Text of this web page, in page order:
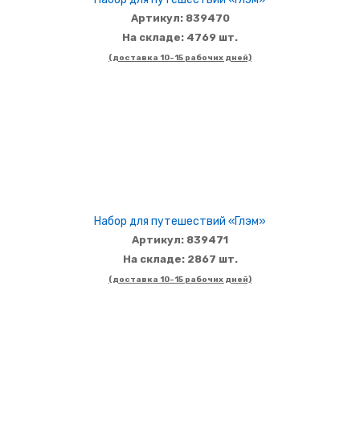
Артикул: 839470
На складе: 4769 шт.
(доставка 10-15 рабочих дней)
Набор для путешествий «Глэм»
Артикул: 839471
На складе: 2867 шт.
(доставка 10-15 рабочих дней)